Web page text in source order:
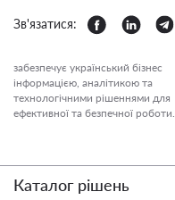
Зв'язатися:
забезпечує український бізнес
інформацією, аналітикою та
технологічними рішеннями для
ефективної та безпечної роботи.
Каталог рішень